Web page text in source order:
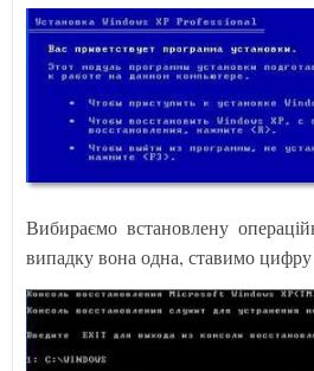
Вибираємо встановлену
випадку вона одна, ставимо цифру